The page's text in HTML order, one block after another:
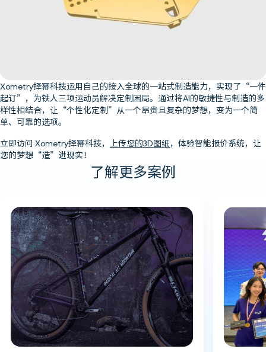
Xometry择幂科技运用自己的接入全球的一站式制造能力，实现了“一件
起订”，为铁人三项运动员解决定制困局。通过将AI的敏捷性与制造的多
样性相结合，让“个性化定制”从一个昂贵且复杂的梦想，变为一个简
单、可靠的选项。
立即访问 Xometry择幂科技，
上传您的3D图纸，体验智能报价系统，让
您的梦想“造”进现实！
了解更多案例